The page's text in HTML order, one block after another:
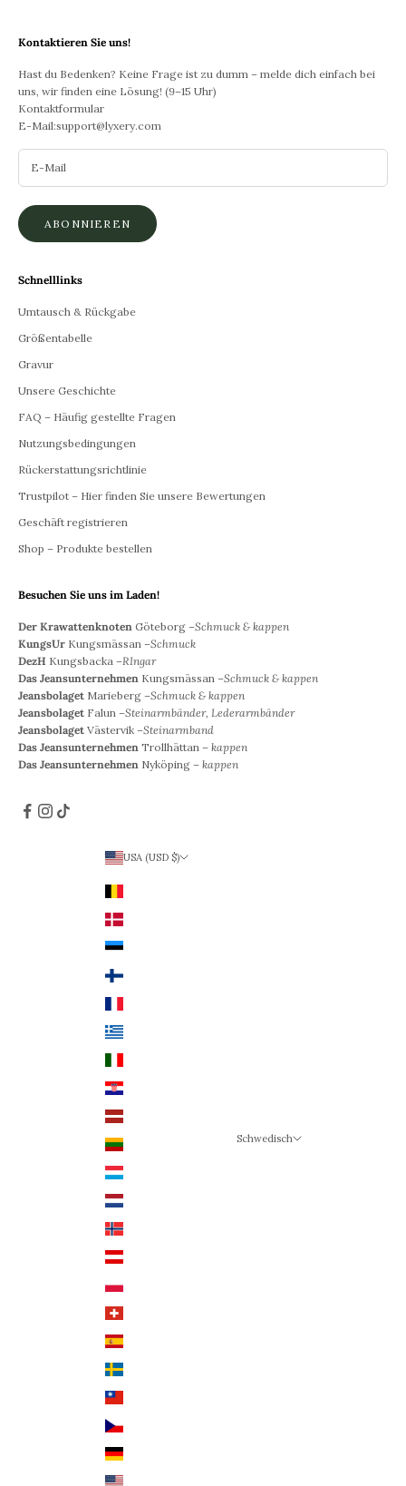
Kontaktieren Sie uns!
Hast du Bedenken? Keine Frage ist zu dumm – melde dich einfach bei
uns, wir finden eine Lösung! (9–15 Uhr)
Kontaktformular
E-Mail:support@lyxery.com
ABONNIEREN
Schnelllinks
Umtausch & Rückgabe
Größentabelle
Gravur
Unsere Geschichte
FAQ – Häufig gestellte Fragen
Nutzungsbedingungen
Rückerstattungsrichtlinie
Trustpilot – Hier finden Sie unsere Bewertungen
Geschäft registrieren
Shop – Produkte bestellen
Besuchen Sie uns im Laden!
Der Krawattenknoten Göteborg –Schmuck & kappen
KungsUr Kungsmässan –Schmuck
DezH Kungsbacka –RIngar
Das Jeansunternehmen Kungsmässan –Schmuck & kappen
Jeansbolaget Marieberg –Schmuck & kappen
Jeansbolaget Falun –Steinarmbänder, Lederarmbänder
Jeansbolaget Västervik –Steinarmband
Das Jeansunternehmen Trollhättan – kappen
Das Jeansunternehmen Nyköping – kappen
USA (USD $)
Dänemark (DKK)
Estland (EUR €)
Finnland (EUR €)
Griechenland (EUR €)
Kroatien (EUR €)
Lettland (EUR €)
Litauen (EUR €)
Luxemburg (EUR €)
Niederlande (EUR €)
Norwegen (NOK)
Österreich (EUR €)
Polen (PLN)
Spanien (EUR €)
Schweden (SEK)
Tschechien (CZK Kč)
Deutschland (EUR €)
USA (USD $)
Schwedisch